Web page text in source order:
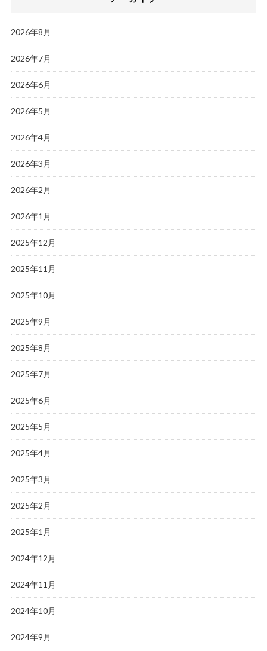
2026年8月
2026年7月
2026年6月
2026年5月
2026年4月
2026年3月
2026年2月
2026年1月
2025年12月
2025年11月
2025年10月
2025年9月
2025年8月
2025年7月
2025年6月
2025年5月
2025年4月
2025年3月
2025年2月
2025年1月
2024年12月
2024年11月
2024年10月
2024年9月